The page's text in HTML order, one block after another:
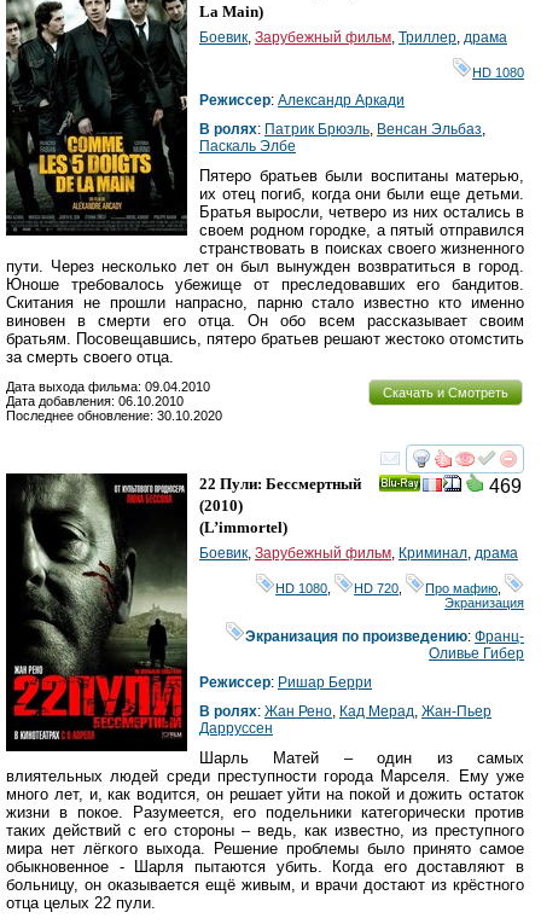
La Main)
Боевик, Зарубежный фильм, Триллер, драма
HD 1080
Режиссер: Александр Аркади
В ролях: Патрик Брюэль, Венсан Эльбаз,
Паскаль Элбе
Пятеро братьев были воспитаны матерью,
их отец погиб, когда они были еще детьми.
Братья выросли, четверо из них остались в
своем родном городке, а пятый отправился
странствовать в поисках своего жизненного
пути. Через несколько лет он был вынужден возвратиться в город.
Юноше требовалось убежище от преследовавших его бандитов.
Скитания не прошли напрасно, парню стало известно кто именно
виновен в смерти его отца. Он обо всем рассказывает своим
братьям. Посовещавшись, пятеро братьев решают жестоко отомстить
за смерть своего отца.
Скачать и Смотреть
Дата выхода фильма: 09.04.2010
Дата добавления: 06.10.2010
Последнее обновление: 30.10.2020
смотреть
469
22 Пули: Бессмертный
(2010)
(L’immortel)
Боевик Зарубежный фильм Криминал драма
HD 1080 HD 720 Про мафию
Экранизация
Экранизация по произведению:Франц-
Оливье Гибер
Режиссер: Ришар Берри
В ролях: Жан Рено Кад Мерад Жан-Пьер
Дарруссен
Шарль Матей – один из самых
влиятельных людей среди преступности города Марселя. Ему уже
много лет, и, как водится, он решает уйти на покой и дожить остаток
жизни в покое. Разумеется, его подельники категорически против
таких действий с его стороны – ведь, как известно, из преступного
мира нет лёгкого выхода. Решение проблемы было принято самое
обыкновенное - Шарля пытаются убить. Когда его доставляют в
больницу, он оказывается ещё живым, и врачи достают из крёстного
отца целых 22 пули.